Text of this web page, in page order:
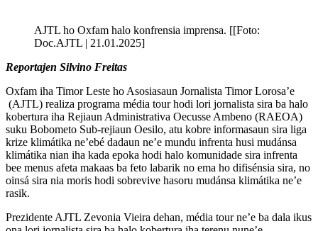
AJTL ho Oxfam halo konfrensia imprensa. [[Foto:
Doc.AJTL | 21.01.2025]
Reportajen Silvino Freitas
Oxfam iha Timor Leste ho Asosiasaun Jornalista Timor Lorosa’e
(AJTL) realiza programa média tour hodi lori jornalista sira ba halo
kobertura iha Rejiaun Administrativa Oecusse Ambeno (RAEOA)
suku Bobometo Sub-rejiaun Oesilo, atu kobre informasaun sira liga
krize klimátika ne’ebé dadaun ne’e mundu infrenta husi mudánsa
klimátika nian iha kada epoka hodi halo komunidade sira infrenta
bee menus afeta makaas ba feto labarik no ema ho difisénsia sira, no
oinsá sira nia moris hodi sobrevive hasoru mudánsa klimátika ne’e
rasik.
Prezidente AJTL Zevonia Vieira dehan, média tour ne’e ba dala ikus